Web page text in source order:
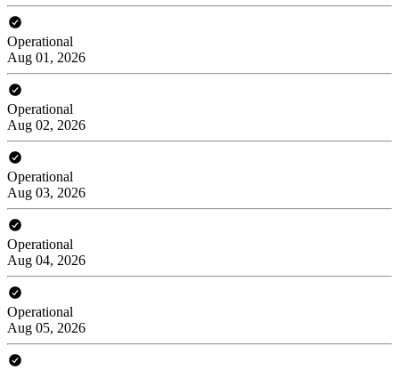
Operational
Aug 01, 2026
Operational
Aug 02, 2026
Operational
Aug 03, 2026
Operational
Aug 04, 2026
Operational
Aug 05, 2026